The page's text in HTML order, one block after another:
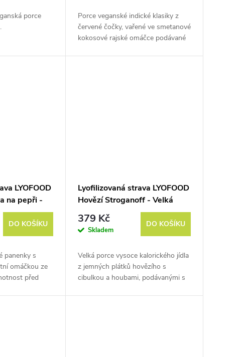
porce
Porce veganské indické klasiky z
červené čočky, vařené ve smetanové
kokosové rajské omáčce podávané
LYOFOOD
na pepři -
DO KOŠÍKU
panenky s
omáčkou ze
před
Lyofilizovaná strava LYOFOOD
Hovězí Stroganoff - Velká
porce
379 Kč
Skladem
DO KOŠÍKU
Velká porce vysoce kalorického jídla
z jemných plátků hovězího s
cibulkou a houbami, podávanými s